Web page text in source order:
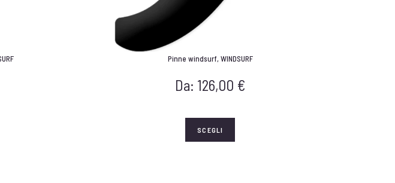
Pinne windsurf, WINDSURF
Da: 126,00 €
SCEGLI